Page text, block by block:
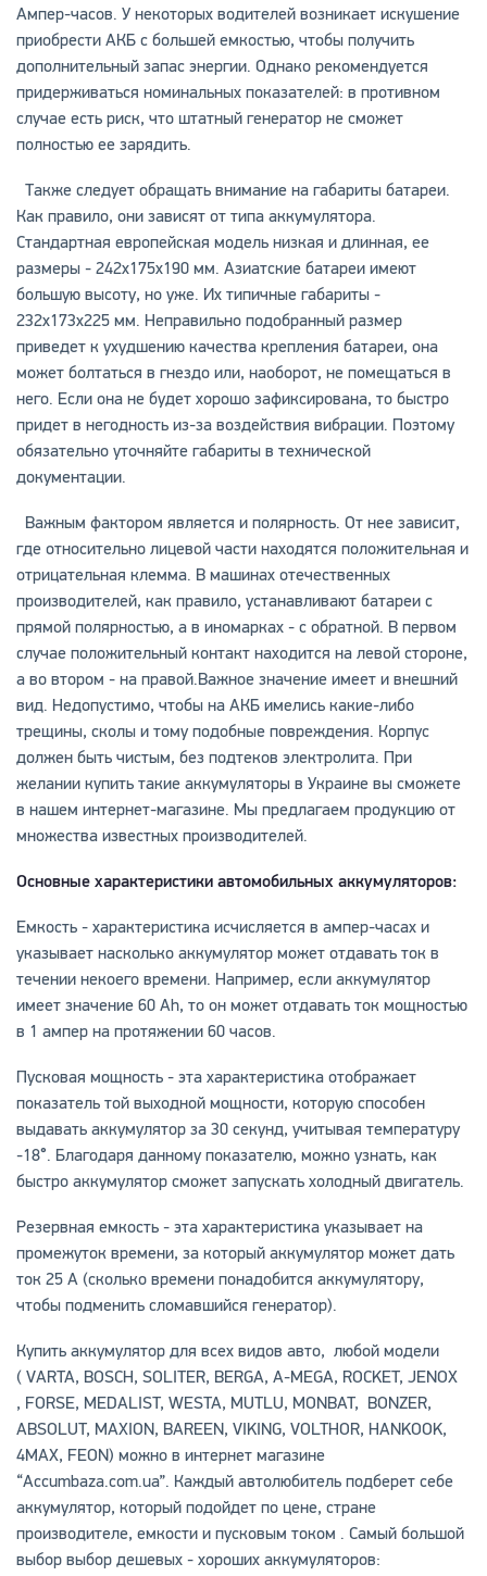
Ампер-часов. У некоторых водителей возникает искушение
приобрести АКБ с большей емкостью, чтобы получить
дополнительный запас энергии. Однако рекомендуется
придерживаться номинальных показателей: в противном
случае есть риск, что штатный генератор не сможет
полностью ее зарядить.
Также следует обращать внимание на габариты батареи.
Как правило, они зависят от типа аккумулятора.
Стандартная европейская модель низкая и длинная, ее
размеры - 242х175х190 мм. Азиатские батареи имеют
большую высоту, но уже. Их типичные габариты -
232х173х225 мм. Неправильно подобранный размер
приведет к ухудшению качества крепления батареи, она
может болтаться в гнездо или, наоборот, не помещаться в
него. Если она не будет хорошо зафиксирована, то быстро
придет в негодность из-за воздействия вибрации. Поэтому
обязательно уточняйте габариты в технической
документации.
Важным фактором является и полярность. От нее зависит,
где относительно лицевой части находятся положительная и
отрицательная клемма. В машинах отечественных
производителей, как правило, устанавливают батареи с
прямой полярностью, а в иномарках - с обратной. В первом
случае положительный контакт находится на левой стороне,
а во втором - на правой.Важное значение имеет и внешний
вид. Недопустимо, чтобы на АКБ имелись какие-либо
трещины, сколы и тому подобные повреждения. Корпус
должен быть чистым, без подтеков электролита. При
желании купить такие аккумуляторы в Украине вы сможете
в нашем интернет-магазине. Мы предлагаем продукцию от
множества известных производителей.
Основные характеристики автомобильных аккумуляторов:
Емкость - характеристика исчисляется в ампер-часах и
указывает насколько аккумулятор может отдавать ток в
течении некоего времени. Например, если аккумулятор
имеет значение 60 Ah, то он может отдавать ток мощностью
в 1 ампер на протяжении 60 часов.
Пусковая мощность - эта характеристика отображает
показатель той выходной мощности, которую способен
выдавать аккумулятор за 30 секунд, учитывая температуру
-18°. Благодаря данному показателю, можно узнать, как
быстро аккумулятор сможет запускать холодный двигатель.
Резервная емкость - эта характеристика указывает на
промежуток времени, за который аккумулятор может дать
ток 25 А (сколько времени понадобится аккумулятору,
чтобы подменить сломавшийся генератор).
Купить аккумулятор для всех видов авто, любой модели
( VARTA, BOSCH, SOLITER, BERGA, A-MEGA, ROCKET, JENOX
, FORSE, MEDALIST, WESTA, MUTLU, MONBAT, BONZER,
ABSOLUT, MAXION, BAREEN, VIKING, VOLTHOR, HANKOOK,
4MAX, FEON) можно в интернет магазине
“Accumbaza.com.ua”. Каждый автолюбитель подберет себе
аккумулятор, который подойдет по цене, стране
производителе, емкости и пусковым током . Самый большой
выбор выбор дешевых - хороших аккумуляторов: